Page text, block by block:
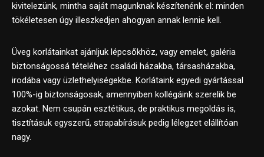
kivitelezünk, mintha saját magunknak készítenénk el: minden
tökéletesen úgy illeszkedjen ahogyan annak lennie kell.
Üveg korlátainkat ajánljuk lépcsőkhöz, vagy emelet, galéria
biztonságossá tételéhez családi házakba, társasházakba,
irodába vagy üzlethelyiségekbe. Korlátaink egyedi gyártással
100%-ig biztonságosak, amennyiben kollégáink szerelik be
azokat. Nem csupán esztétikus, de praktikus megoldás is,
tisztításuk egyszerű, strapabírásuk pedig lélegzet elállítóan
nagy.